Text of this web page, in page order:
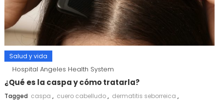
Salud y vida
Hospital Angeles Health System
¿Qué es la caspa y cómo tratarla?
Tagged caspa , cuero cabelludo, dermatitis seborreica ,